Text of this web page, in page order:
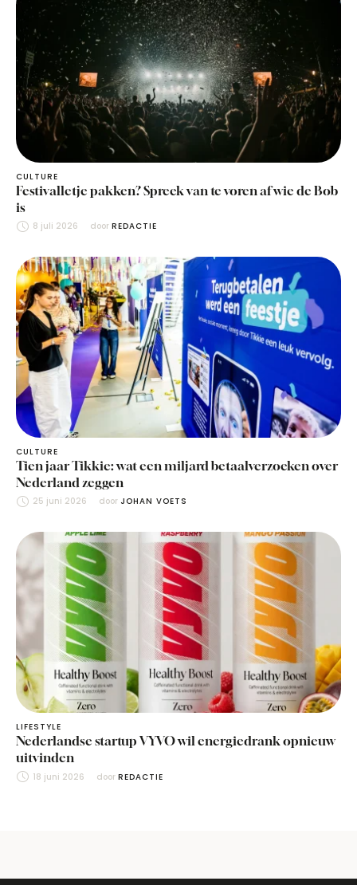
CULTURE
Festivalletje pakken? Spreek van te voren af wie de Bob
is
8 juli 2026 door REDACTIE
CULTURE
Tien jaar Tikkie: wat een miljard betaalverzoeken over
Nederland zeggen
25 juni 2026 door JOHAN VOETS
LIFESTYLE
Nederlandse startup VYVO wil energiedrank opnieuw
uitvinden
18 juni 2026 door REDACTIE